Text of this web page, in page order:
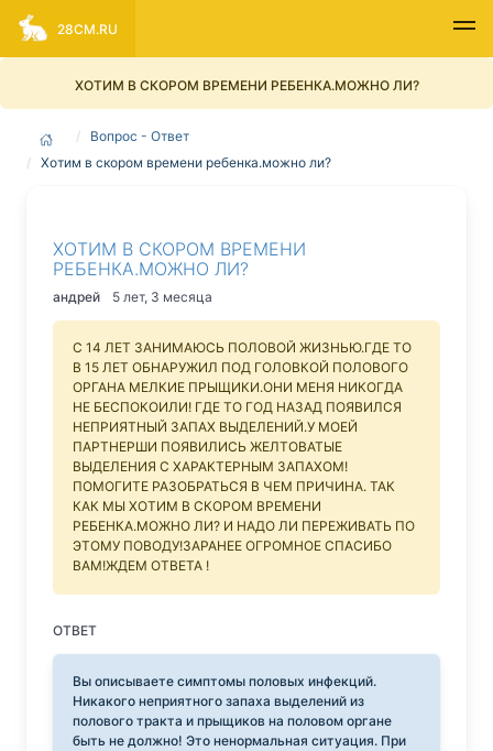
ХОТИМ В СКОРОМ ВРЕМЕНИ РЕБЕНКА.МОЖНО ЛИ?
28CM.RU
Вопрос - Ответ
Хотим в скором времени ребенка.можно ли?
ХОТИМ В СКОРОМ ВРЕМЕНИ
РЕБЕНКА.МОЖНО ЛИ?
андрей 5 лет, 3 месяца
С 14 ЛЕТ ЗАНИМАЮСЬ ПОЛОВОЙ ЖИЗНЬЮ.ГДЕ ТО
В 15 ЛЕТ ОБНАРУЖИЛ ПОД ГОЛОВКОЙ ПОЛОВОГО
ОРГАНА МЕЛКИЕ ПРЫЩИКИ.ОНИ МЕНЯ НИКОГДА
НЕ БЕСПОКОИЛИ! ГДЕ ТО ГОД НАЗАД ПОЯВИЛСЯ
НЕПРИЯТНЫЙ ЗАПАХ ВЫДЕЛЕНИЙ.У МОЕЙ
ПАРТНЕРШИ ПОЯВИЛИСЬ ЖЕЛТОВАТЫЕ
ВЫДЕЛЕНИЯ С ХАРАКТЕРНЫМ ЗАПАХОМ!
ПОМОГИТЕ РАЗОБРАТЬСЯ В ЧЕМ ПРИЧИНА. ТАК
КАК МЫ ХОТИМ В СКОРОМ ВРЕМЕНИ
РЕБЕНКА.МОЖНО ЛИ? И НАДО ЛИ ПЕРЕЖИВАТЬ ПО
ЭТОМУ ПОВОДУ!ЗАРАНЕЕ ОГРОМНОЕ СПАСИБО
ВАМ!ЖДЕМ ОТВЕТА !
ОТВЕТ
Вы описываете симптомы половых инфекций.
Никакого неприятного запаха выделений из
полового тракта и прыщиков на половом органе
быть не должно! Это ненормальная ситуация. При